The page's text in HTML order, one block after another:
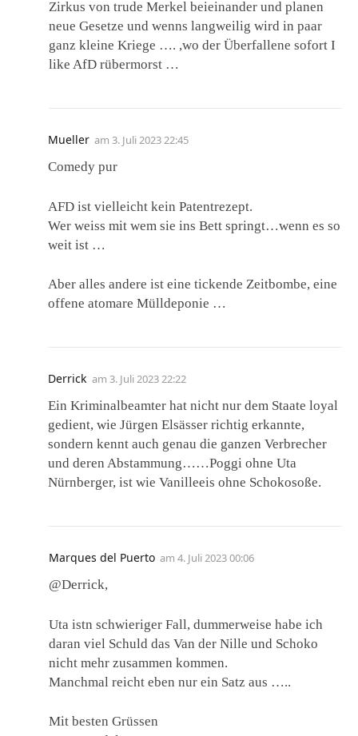
Zirkus von trude Merkel beieinander und planen
neue Gesetze und wenns langweilig wird in paar
ganz kleine Kriege …. ,wo der Überfallene sofort I
like AfD rübermorst …
Mueller am 3. Juli 2023 22:45
Comedy pur
AFD ist vielleicht kein Patentrezept.
Wer weiss mit wem sie ins Bett springt…wenn es so
weit ist …
Aber alles andere ist eine tickende Zeitbombe, eine
offene atomare Mülldeponie …
Derrick am 3. Juli 2023 22:22
Ein Kriminalbeamter hat nicht nur dem Staate loyal
gedient, wie Jürgen Elsässer richtig erkannte,
sondern kennt auch genau die ganzen Verbrecher
und deren Abstammung……Poggi ohne Uta
Nürnberger, ist wie Vanilleeis ohne Schokosoße.
Marques del Puerto am 4. Juli 2023 00:06
@Derrick,
Uta istn schwieriger Fall, dummerweise habe ich
daran viel Schuld das Van der Nille und Schoko
nicht mehr zusammen kommen.
Manchmal reicht eben nur ein Satz aus …..
Mit besten Grüssen